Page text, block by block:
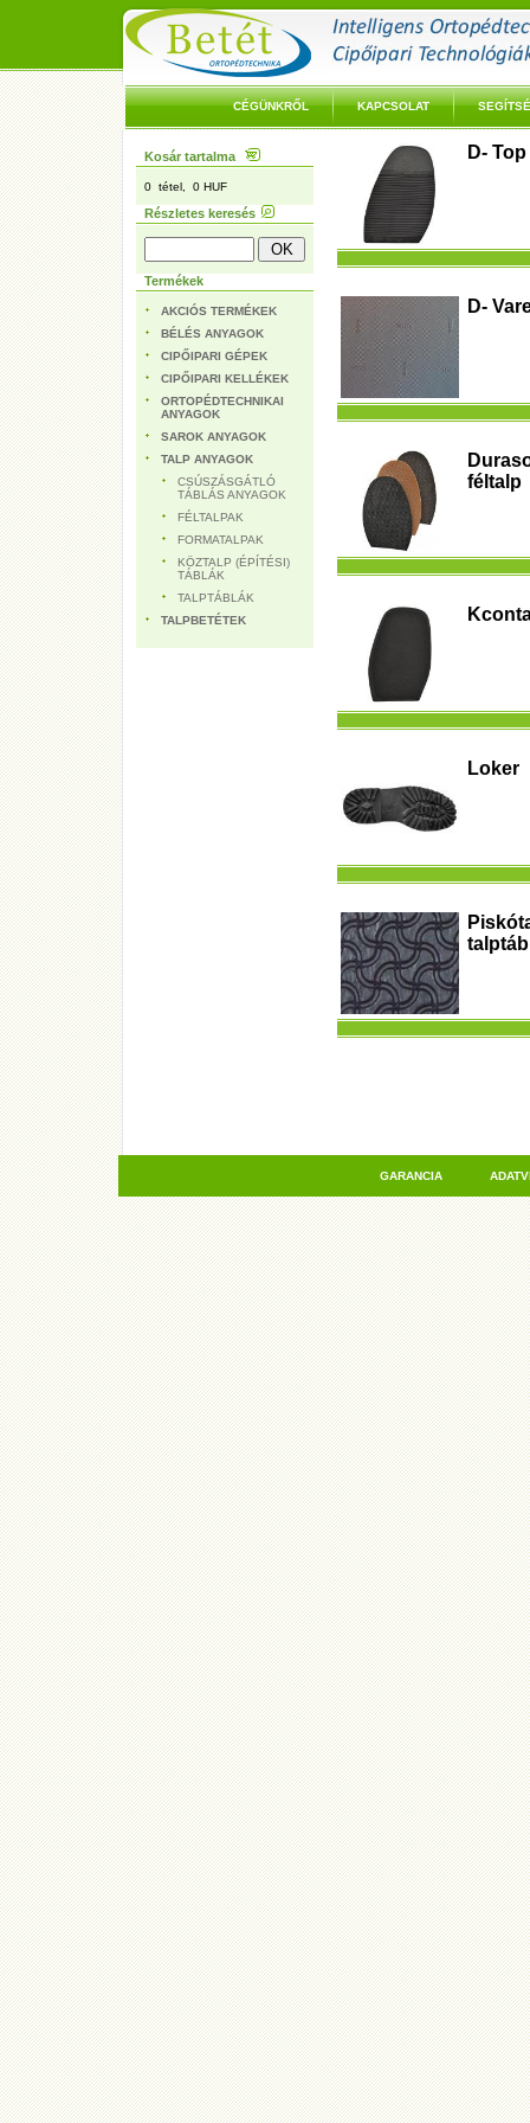
KAPCSOLAT
CÉGÜNKRŐL
Kosár tartalma
0 tétel, 0 HUF
Részletes keresés
Termékek
AKCIÓS TERMÉKEK
BÉLÉS ANYAGOK
CIPŐIPARI GÉPEK
CIPŐIPARI KELLÉKEK
ORTOPÉDTECHNIKAI
ANYAGOK
SAROK ANYAGOK
TALP ANYAGOK
CSÚSZÁSGÁTLÓ
TÁBLÁS ANYAGOK
FÉLTALPAK
FORMATALPAK
KÖZTALP (ÉPÍTÉSI)
TÁBLÁK
TALPTÁBLÁK
TALPBETÉTEK
D-
D-
féltalp
Loker
GARANCIA